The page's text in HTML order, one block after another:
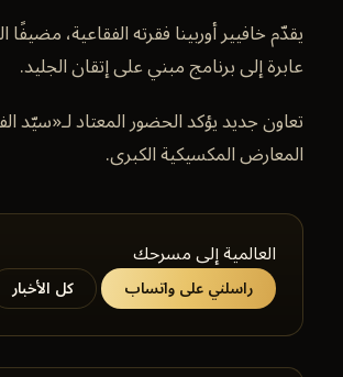
يقدّم خافيير أوربينا فقرته الفقاعية،
عابرة إلى برنامج مبني على إتقان الجليد.
تعاون جديد يؤكد الحضور المعتاد لـ«سيّد
المعارض المكسيكية الكبرى.
العالمية إلى مسرحك
راسلني على واتساب كل الأخبار